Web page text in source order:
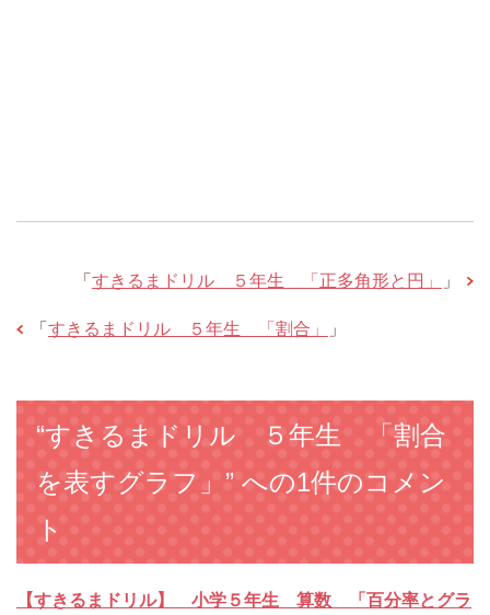
「 すきるまドリル ５年生 「正多角形と円」 」
「 すきるまドリル ５年生 「割合」 」
“すきるまドリル ５年生 「割合
を表すグラフ」” への1件のコメン
ト
【すきるまドリル】 小学５年生 算数 「百分率とグラ